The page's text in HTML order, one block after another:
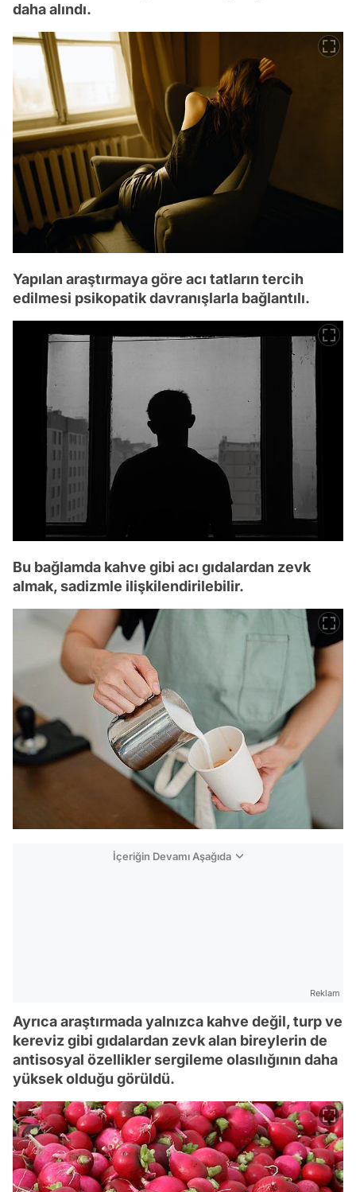
daha alındı.
Yapılan araştırmaya göre acı tatların tercih
edilmesi psikopatik davranışlarla bağlantılı.
Bu bağlamda kahve gibi acı gıdalardan zevk
almak, sadizmle ilişkilendirilebilir.
İçeriğin Devamı Aşağıda
Reklam
Ayrıca araştırmada yalnızca kahve değil, turp ve
kereviz gibi gıdalardan zevk alan bireylerin de
antisosyal özellikler sergileme olasılığının daha
yüksek olduğu görüldü.